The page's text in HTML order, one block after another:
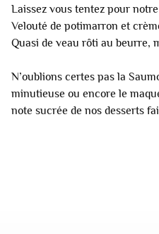
Laissez vous tentez pour
Velouté de potimarron et
Quasi de veau rôti au beurre,
N’oublions certes pas la
minutieuse ou encore le
note sucrée de nos desserts